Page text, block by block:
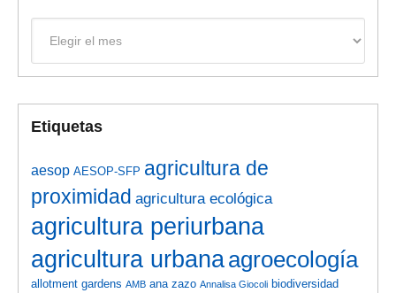
Etiquetas
aesop AESOP-SFP agricultura de
proximidad agricultura ecológica
agricultura periurbana
agricultura urbanaagroecología
allotment gardens AMB ana zazo Annalisa Giocoli biodiversidad